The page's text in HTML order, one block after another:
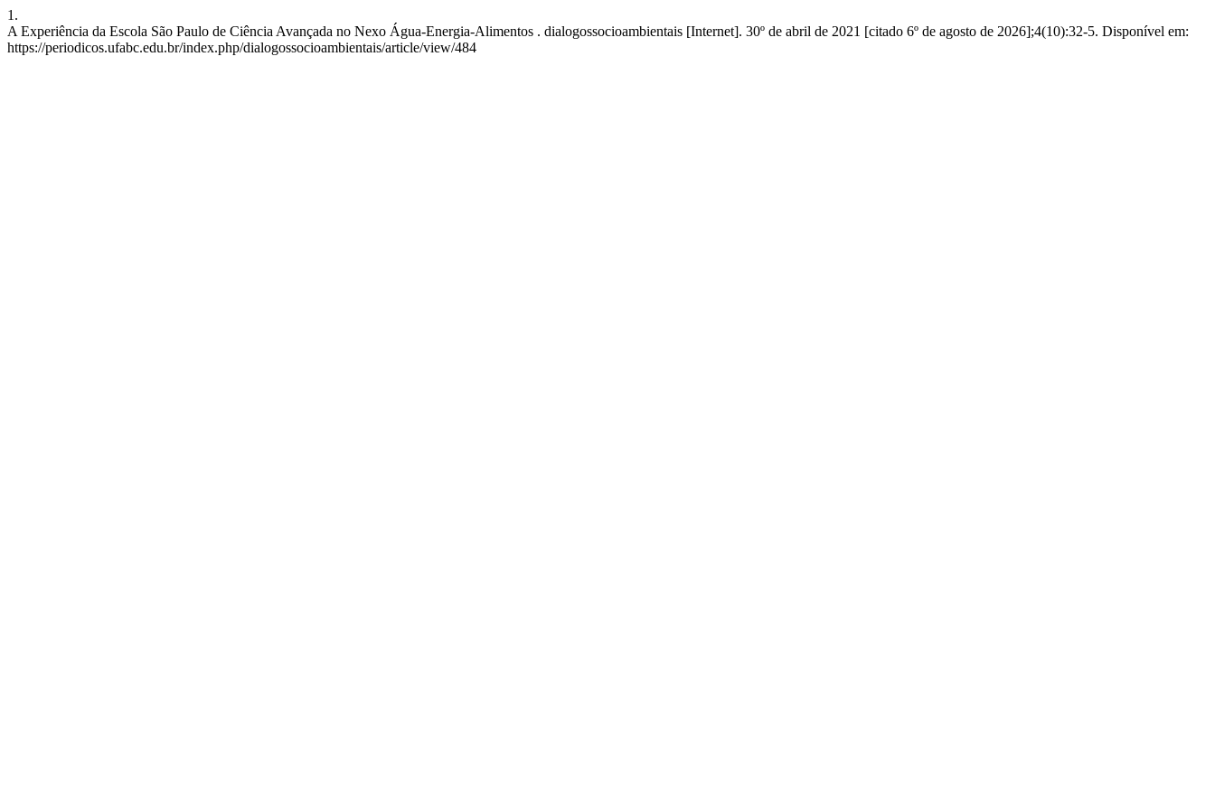
1.
A Experiência da Escola São Paulo de Ciência Avançada no Nexo Água-Energia-Alimentos . dialogossocioambientais [Internet]. 30º de abril de 2021 [citado 6º de agosto de 2026];4(10):32-5. Disponível em:
https://periodicos.ufabc.edu.br/index.php/dialogossocioambientais/article/view/484